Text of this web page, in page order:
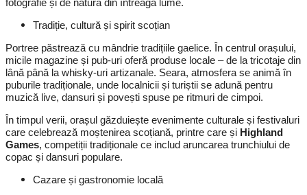
Tradiție, cultură și spirit scoțian
Portree păstrează cu mândrie tradițiile gaelice. În centrul orașului,
micile magazine și pub-uri oferă produse locale – de la tricotaje din
lână până la whisky-uri artizanale. Seara, atmosfera se animă în
puburile tradiționale, unde localnicii și turiștii se adună pentru
muzică live, dansuri și povești spuse pe ritmuri de cimpoi.
În timpul verii, orașul găzduiește evenimente culturale și festivaluri
care celebrează moștenirea scoțiană, printre care și Highland
Games, competiții tradiționale ce includ aruncarea trunchiului de
copac și dansuri populare.
Cazare și gastronomie locală